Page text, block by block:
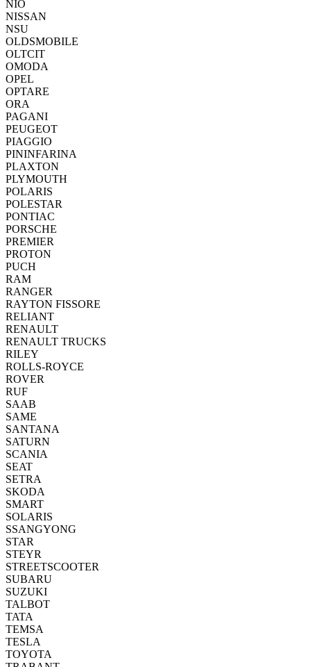
NIO
NISSAN
NSU
OLDSMOBILE
OLTCIT
OMODA
OPEL
OPTARE
ORA
PAGANI
PEUGEOT
PIAGGIO
PININFARINA
PLAXTON
PLYMOUTH
POLARIS
POLESTAR
PONTIAC
PORSCHE
PREMIER
PROTON
PUCH
RAM
RANGER
RAYTON FISSORE
RELIANT
RENAULT
RENAULT TRUCKS
RILEY
ROLLS-ROYCE
ROVER
RUF
SAAB
SAME
SANTANA
SATURN
SCANIA
SEAT
SETRA
SKODA
SMART
SOLARIS
SSANGYONG
STAR
STEYR
STREETSCOOTER
SUBARU
SUZUKI
TALBOT
TATA
TEMSA
TESLA
TOYOTA